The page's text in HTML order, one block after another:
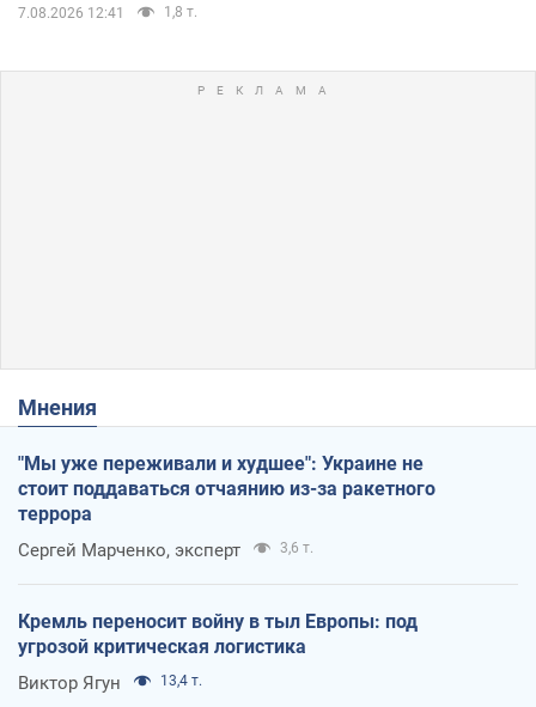
7.08.2026 12:41 1,8 т.
Мнения
"Мы уже переживали и худшее": Украине не
стоит поддаваться отчаянию из-за ракетного
террора
Сергей Марченко, эксперт 3,6 т.
Кремль переносит войну в тыл Европы: под
угрозой критическая логистика
Виктор Ягун 13,4 т.